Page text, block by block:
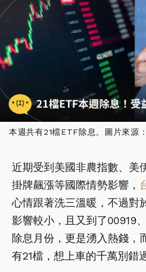
本週共有21檔ETF除息。圖片來
近期受到美國非農指數、美
掛牌飆漲等國際情勢影響，
心情跟著洗三溫暖，不過對
影響較小，且又到了00919
除息月份，更是湧入熱錢，
有21檔，想上車的千萬別錯